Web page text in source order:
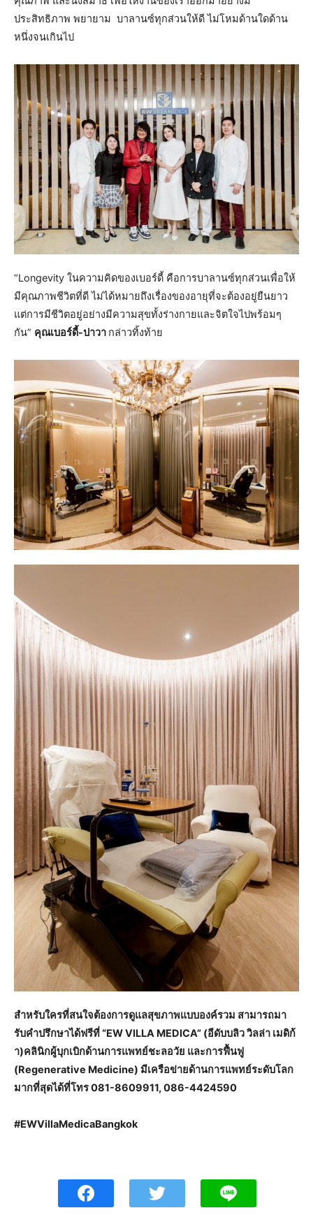
ประสิทธิภาพ พยายาม บาลานซ์ทุกส่วนให้ดี ไม่โหมด้านใดด้าน
หนึ่งจนเกินไป
“Longevity ในความคิดของเบอร์ดี้ คือการบาลานซ์ทุกส่วนเพื่อให้
มีคุณภาพชีวิตที่ดี ไม่ได้หมายถึงเรื่องของอายุที่จะต้องอยู่ยืนยาว
แต่การมีชีวิตอยู่อย่างมีความสุขทั้งร่างกายและจิตใจไปพร้อมๆ
กัน” คุณเบอร์ดี้-ปาวา กล่าวทิ้งท้าย
สำหรับใครที่สนใจต้องการดูแลสุขภาพแบบองค์รวม สามารถมา
รับคำปรึกษาได้ฟรีที่ “EW VILLA MEDICA” (อีดับบลิว วิลล่า เมดิก้
า)คลินิกผู้บุกเบิกด้านการแพทย์ชะลอวัย และการฟื้นฟู
(Regenerative Medicine) มีเครือข่ายด้านการแพทย์ระดับโลก
มากที่สุดได้ที่โทร 081-8609911, 086-4424590
#EWVillaMedicaBangkok